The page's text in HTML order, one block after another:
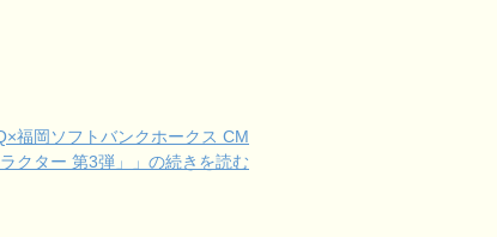
福岡ソフトバンクホークス CM
クター 第3弾」」の続きを読む